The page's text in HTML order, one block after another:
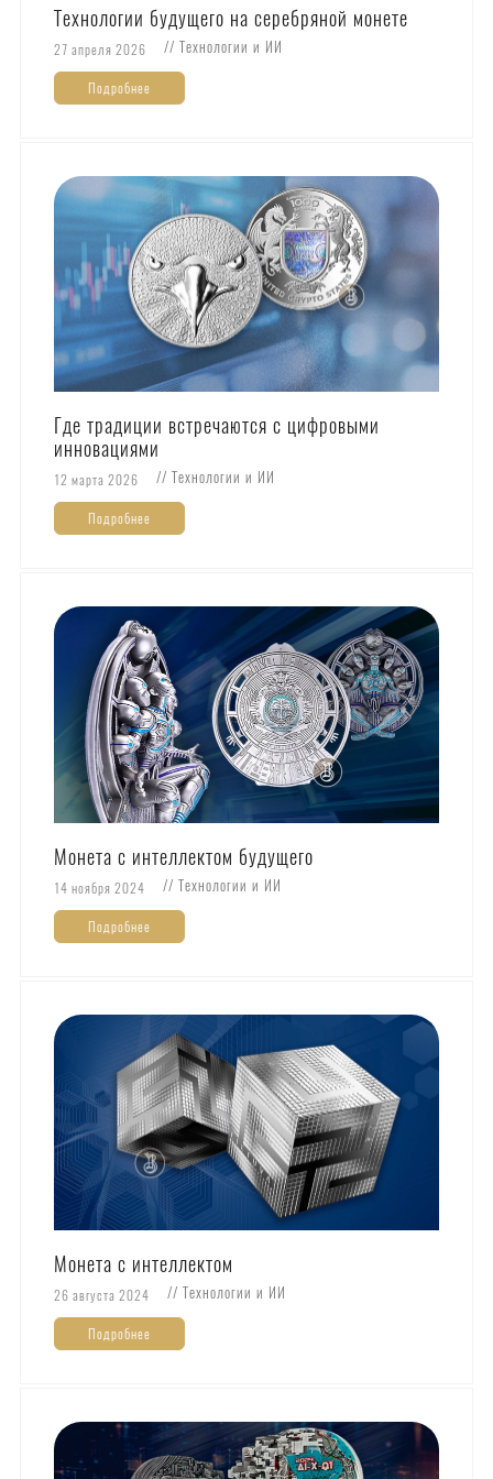
Технологии будущего на серебряной монете
27 апреля 2026 // Технологии и ИИ
Подробнее
Где традиции встречаются с цифровыми
инновациями
12 марта 2026 // Технологии и ИИ
Подробнее
Монета с интеллектом будущего
14 ноября 2024 // Технологии и ИИ
Подробнее
Монета с интеллектом
26 августа 2024 // Технологии и ИИ
Подробнее